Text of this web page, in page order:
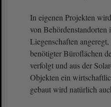
In eigenen Projekten
von Behördenstandorten
Liegenschaften
benötigter Büroflächen
verfolgt und aus der
Objekten ein
gebaut wird natürlich